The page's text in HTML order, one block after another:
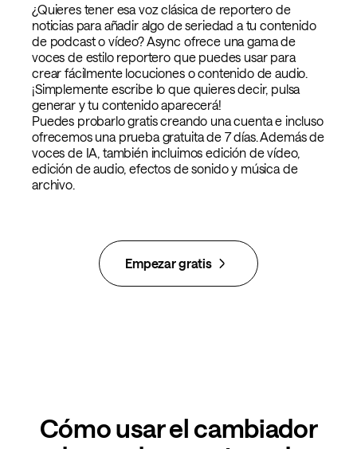
¿Quieres tener esa voz clásica de reportero de
noticias para añadir algo de seriedad a tu contenido
de podcast o vídeo? Async ofrece una gama de
voces de estilo reportero que puedes usar para
crear fácilmente locuciones o contenido de audio.
¡Simplemente escribe lo que quieres decir, pulsa
generar y tu contenido aparecerá!
Puedes probarlo gratis creando una cuenta e incluso
ofrecemos una prueba gratuita de 7 días. Además de
voces de IA, también incluimos edición de vídeo,
edición de audio, efectos de sonido y música de
archivo.
Empezar gratis
Cómo usar el cambiador